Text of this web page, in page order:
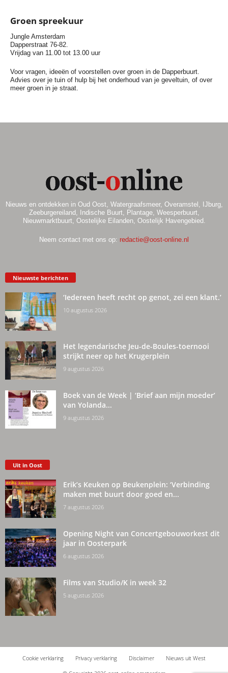
Groen spreekuur
Jungle Amsterdam
Dapperstraat 76-82.
Vrijdag van 11.00 tot 13.00 uur
Voor vragen, ideeën of voorstellen over groen in de Dapperbuurt.
Advies over je tuin of hulp bij het onderhoud van je geveltuin, of over
meer groen in je straat.
Nieuws en ontdekken in Oud Oost, Watergraafsmeer, Overamstel, IJburg,
Zeeburgereiland, Indische Buurt, Plantage, Weesperbuurt,
Nieuwmarktbuurt, Oostelijke Eilanden, Oostelijk Havengebied.
Neem contact met ons op: redactie@oost-online.nl
Nieuwste berichten
‘Iedereen heeft recht op genot, zei een klant.’
10 augustus 2026
Het legendarische Jeu-de-Boules-toernooi
strijkt neer op het Krugerplein
9 augustus 2026
Boek van de Week | ‘Brief aan mijn moeder’
van Yolanda...
9 augustus 2026
Uit in Oost
Erik’s Keuken op Beukenplein: ‘Verbinding
maken met buurt door goed en...
7 augustus 2026
Opening Night van Concertgebouworkest dit
jaar in Oosterpark
6 augustus 2026
Films van Studio/K in week 32
5 augustus 2026
Cookie verklaring Privacy verklaring Disclaimer
Nieuws uit West